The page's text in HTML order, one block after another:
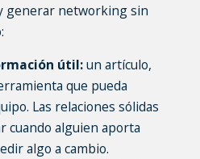
generar networking sin
útil:un artículo,
que pueda
Las relaciones sólidas
cuando alguien aporta
algo a cambio.